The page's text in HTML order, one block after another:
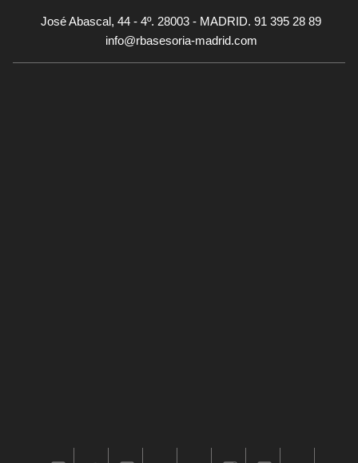
José Abascal, 44 - 4º. 28003 - MADRID. 91 395 28 89
info@rbasesoria-madrid.com